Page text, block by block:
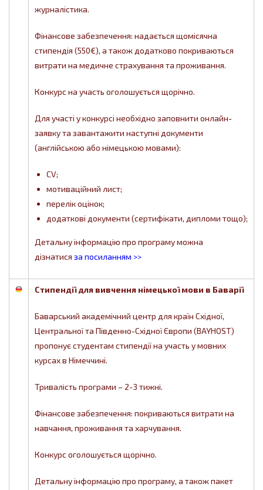
журналістика.
Фінансове забезпечення: надається щомісячна
стипендія (550€), а також додатково покриваються
витрати на медичне страхування та проживання.
Конкурс на участь оголошується щорічно.
Для участі у конкурсі необхідно заповнити онлайн-
заявку та завантажити наступні документи
(англійською або німецькою мовами):
CV;
мотиваційний лист;
перелік оцінок;
додаткові документи (сертифікати, дипломи тощо);
Детальну інформацію про програму можна
дізнатися за посиланням >>
Стипендії для вивчення німецької мови в Баварії
Баварський академічний центр для країн Східної,
Центральної та Південно-Східної Європи (BAYHOST)
пропонує студентам стипендії на участь у мовних
курсах в Німеччині.
Тривалість програми – 2-3 тижні.
Фінансове забезпечення: покриваються витрати на
навчання, проживання та харчування.
Конкурс оголошується щорічно.
Детальну інформацію про програму, а також пакет